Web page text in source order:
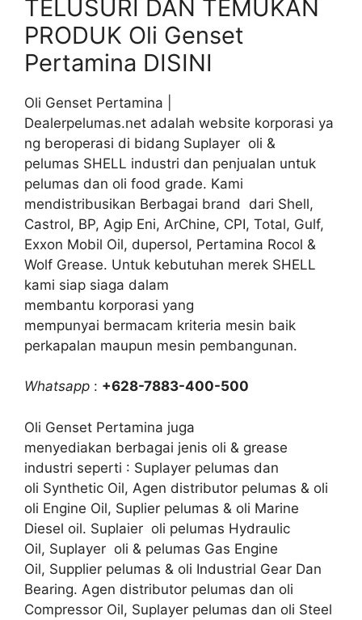
TELUSURI DAN TEMUKAN
PRODUK Oli Genset
Pertamina DISINI
Oli Genset Pertamina |
Dealerpelumas.net adalah website korporasi ya
ng beroperasi di bidang Suplayer oli &
pelumas SHELL industri dan penjualan untuk
pelumas dan oli food grade. Kami
mendistribusikan Berbagai brand dari Shell,
Castrol, BP, Agip Eni, ArChine, CPI, Total, Gulf,
Exxon Mobil Oil, dupersol, Pertamina Rocol &
Wolf Grease. Untuk kebutuhan merek SHELL
kami siap siaga dalam
membantu korporasi yang
mempunyai bermacam kriteria mesin baik
perkapalan maupun mesin pembangunan.
Whatsapp : +628-7883-400-500
Oli Genset Pertamina juga
menyediakan berbagai jenis oli & grease
industri seperti : Suplayer pelumas dan
oli Synthetic Oil, Agen distributor pelumas & oli
oli Engine Oil, Suplier pelumas & oli Marine
Diesel oil. Suplaier oli pelumas Hydraulic
Oil, Suplayer oli & pelumas Gas Engine
Oil, Supplier pelumas & oli Industrial Gear Dan
Bearing. Agen distributor pelumas dan oli
Compressor Oil, Suplayer pelumas dan oli Steel